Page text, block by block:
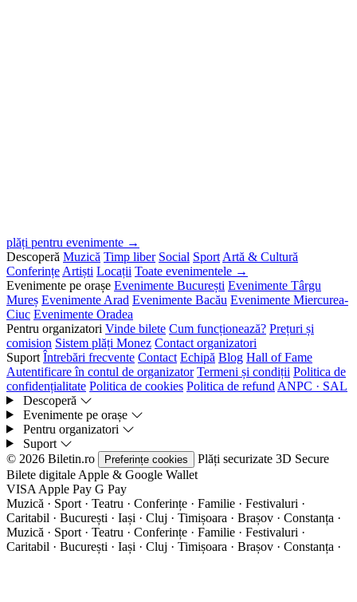
plăți pentru evenimente →
Descoperă Muzică Timp liber Social Sport Artă & Cultură
Conferințe Artiști Locații Toate evenimentele →
Evenimente pe orașe Evenimente București Evenimente Târgu
Mureș Evenimente Arad Evenimente Bacău Evenimente Miercurea-
Ciuc Evenimente Oradea
Pentru organizatori Vinde bilete Cum funcționează? Prețuri și
comision Sistem plăți Monez Contact organizatori
Suport Întrebări frecvente Contact Echipă Blog Hall of Fame
Autentificare în contul de organizator Termeni și condiții Politica de
confidențialitate Politica de cookies Politica de refund ANPC · SAL
Descoperă
Evenimente pe orașe
Pentru organizatori
Suport
© 2026 Biletin.ro
Preferințe cookies Plăți securizate 3D Secure
Bilete digitale Apple & Google Wallet
VISA Apple Pay G Pay
Muzică · Sport · Teatru · Conferințe · Familie · Festivaluri ·
Caritabil · București · Iași · Cluj · Timișoara · Brașov · Constanța ·
Muzică · Sport · Teatru · Conferințe · Familie · Festivaluri ·
Caritabil · București · Iași · Cluj · Timișoara · Brașov · Constanța ·